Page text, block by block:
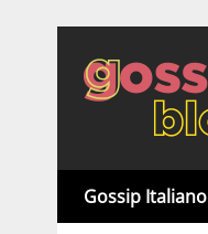
Gossip Italiano